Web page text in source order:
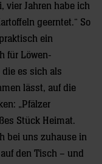
vier Jahren habe ich
geerntet.“ So
ein
für Löwen-
es sich als
lässt, auf die
„Pfälzer
Stück Heimat.
bei uns zuhause in
den Tisch – und